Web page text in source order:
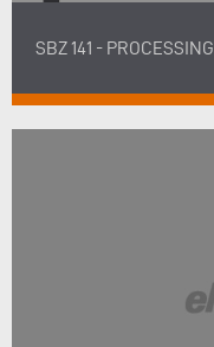
SBZ 141 - PROCESSING